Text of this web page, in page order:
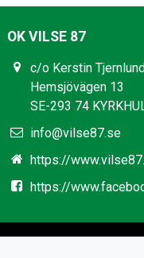
OK VILSE 87
c/o Kerstin
Hemsjövägen 13
SE-293 74
info@vilse87.se
https://
https://